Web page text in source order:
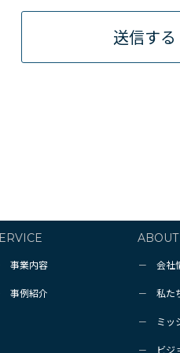
送信する
事業内容
事例紹介
ABOUT
会社
私た
ミッ
ビジ